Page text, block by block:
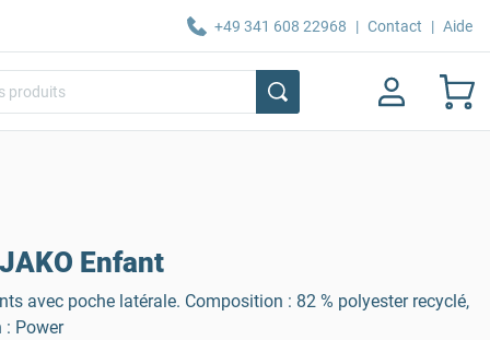
+49 341 608 22968 | Contact | Aide
Enfant
avec poche latérale. Composition : 82 % polyester recyclé,
: Power